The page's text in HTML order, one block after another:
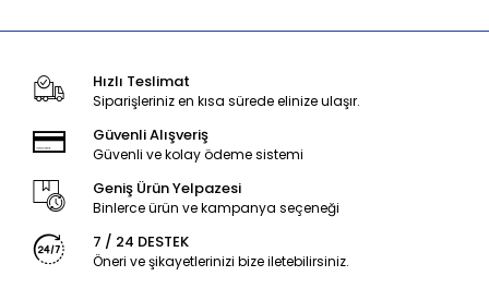
Hızlı Teslimat
Siparişleriniz en kısa sürede elinize ulaşır.
Güvenli Alışveriş
Güvenli ve kolay ödeme sistemi
Geniş Ürün Yelpazesi
Binlerce ürün ve kampanya seçeneği
7 / 24 DESTEK
Öneri ve şikayetlerinizi bize iletebilirsiniz.